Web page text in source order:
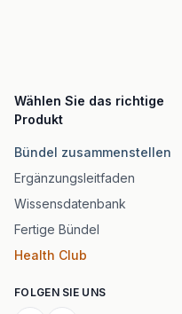
Wählen Sie das richtige
Produkt
Bündel zusammenstellen
Ergänzungsleitfaden
Wissensdatenbank
Fertige Bündel
Health Club
FOLGEN SIE UNS